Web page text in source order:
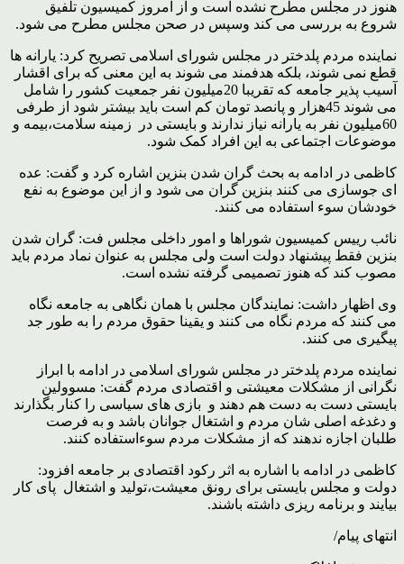
هنوز در مجلس مطرح نشده است و از امروز کمیسیون تلفیق
شروع به بررسی می کند وسپس در صحن مجلس مطرح می شود.
نماینده مردم پلدختر در مجلس شورای اسلامی تصریح کرد: یارانه ها
قطع نمی شوند، بلکه هدفمند می شوند به این معنی که برای اقشار
آسیب پذیر جامعه که تقریبا 20میلیون نفر جمعیت کشور را شامل
می شوند 45هزار و پانصد تومان کم است باید بیشتر شود از طرفی
60میلیون نفر به یارانه نیاز ندارند و بایستی در زمینه سلامت،بیمه و
موضوعات اجتماعی به این افراد کمک شود.
کاظمی در ادامه به بحث گران شدن بنزین اشاره کرد و گفت: عده
ای جوسازی می کنند بنزین گران می شود و از این موضوع به نفع
خودشان سوء استفاده می کنند.
نائب رییس کمیسیون شوراها و امور داخلی مجلس فت: گران شدن
بنزین فقط پیشنهاد دولت است ولی مجلس به عنوان نماد مردم باید
مصوب کند که هنوز تصمیمی گرفته نشده است.
وی اظهار داشت: نمایندگان مجلس با همان نگاهی به جامعه نگاه
می کنند که مردم نگاه می کنند و یقینا حقوق مردم را به طور جد
پیگیری می کنند.
نماینده مردم پلدختر در مجلس شورای اسلامی در ادامه با ابراز
نگرانی از مشکلات معیشتی و اقتصادی مردم گفت: مسوولین
بایستی دست به دست هم دهند و بازی های سیاسی را کنار بگذارند
و دغدغه اصلی شان مردم و اشتغال جوانان باشد و به فرصت
طلبان اجازه ندهند که از مشکلات مردم سوءاستفاده کنند.
کاظمی در ادامه با اشاره به اثر رکود اقتصادی بر جامعه افزود:
دولت و مجلس بایستی برای رونق معیشت،تولید و اشتغال پای کار
بیایند و برنامه ریزی داشته باشند.
انتهای پیام/